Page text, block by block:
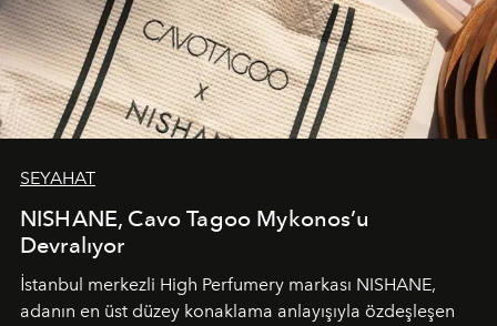
SEYAHAT
NISHANE, Cavo Tagoo Mykonos’u
Devralıyor
İstanbul merkezli High Perfumery markası NISHANE,
adanın en üst düzey konaklama anlayışıyla özdeşleşen